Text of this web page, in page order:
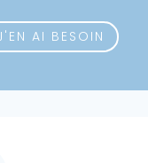
AI BESOIN